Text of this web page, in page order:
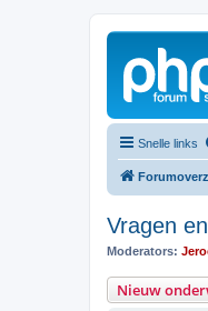
Snelle links
Vragen
Moderators:
Nieuw